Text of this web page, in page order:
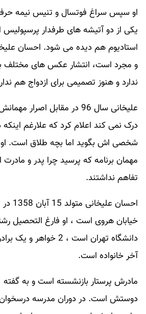
او سپس سراغ فوتسال و تنیس نیمه
یکی از دو آتیشه های طرفدار
استادیوم هم دیده می شود. احسان
و مجرد است، انتشار عکس های
ندارد و هنوز تصمیمی برای ازدواج هم
علیخانی سال 96 در مقابل
درک نمی کند اعلام کرد که علارغم
شخصی اش بگوید اما بچه طلاق است.
مهمان برنامه که پرسید چرا پدر و
تفاهم نداشتند.
خیابان هروی است ، او فارغ التحصیل
دانشگاه تهران است ، 2
آخر خانواده است.
مادرش پرستار بازنشسته است و به
دوستش است. در دوران مدرسه درسخوان